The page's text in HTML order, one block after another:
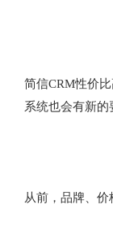
简信CRM性价
系统也会有新
从前，品牌、